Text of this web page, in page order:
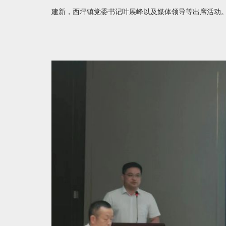
建新，西坪镇党委书记叶展峰以及媒体领导等出席活动